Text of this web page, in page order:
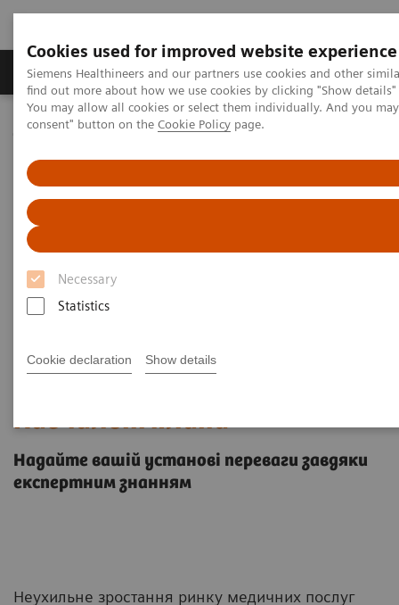
Cookies used for improved website experience
Siemens Healthineers and our partners use cookies and other
find out more about how we use cookies by clicking "Show
You may allow all cookies or select them individually. And you
consent" button on the Cookie Policy page.
Necessary
Statistics
Cookie declaration Show details
Продукція та сервіси Клінічні галузі
Домашня Послуги
Послуги для клієнтів
Навчальні плани
Надайте вашій установі переваги завдяки
експертним знанням
Неухильне зростання ринку медичних послуг